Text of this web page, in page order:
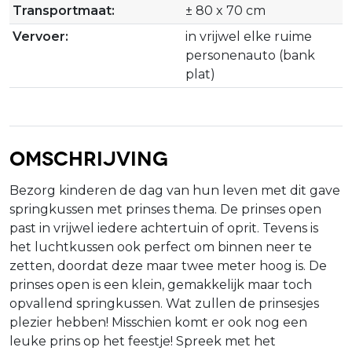
Transportmaat:
± 80 x 70 cm
Vervoer:
in vrijwel elke ruime
personenauto (bank
plat)
Omschrijving
Bezorg kinderen de dag van hun leven met dit gave
springkussen met prinses thema. De prinses open
past in vrijwel iedere achtertuin of oprit. Tevens is
het luchtkussen ook perfect om binnen neer te
zetten, doordat deze maar twee meter hoog is. De
prinses open is een klein, gemakkelijk maar toch
opvallend springkussen. Wat zullen de prinsesjes
plezier hebben! Misschien komt er ook nog een
leuke prins op het feestje! Spreek met het